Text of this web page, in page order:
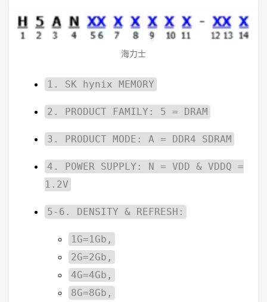
海力士
1. SK hynix MEMORY
2. PRODUCT FAMILY: 5 = DRAM
3. PRODUCT MODE: A = DDR4 SDRAM
4. POWER SUPPLY: N = VDD & VDDQ =
1.2V
5-6. DENSITY & REFRESH:
1G=1Gb,
2G=2Gb,
4G=4Gb,
8G=8Gb,